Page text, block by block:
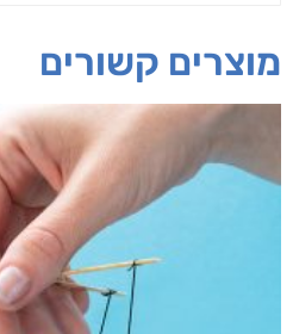
מוצרים קשורים